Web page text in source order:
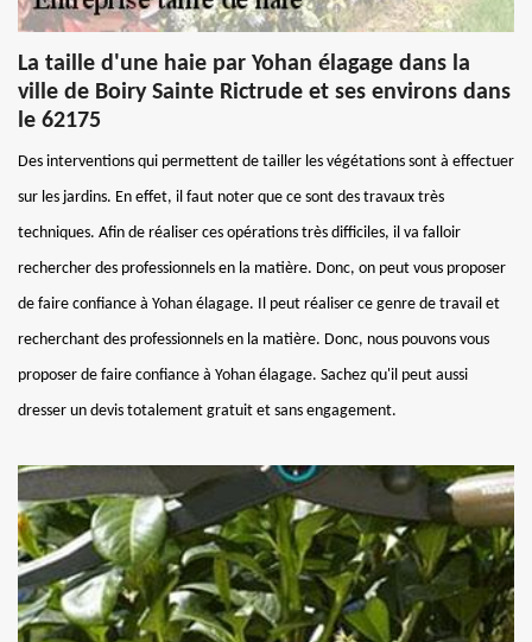
La taille d'une haie par Yohan élagage dans la
ville de Boiry Sainte Rictrude et ses environs dans
le 62175
Des interventions qui permettent de tailler les végétations sont à effectuer
sur les jardins. En effet, il faut noter que ce sont des travaux très
techniques. Afin de réaliser ces opérations très difficiles, il va falloir
rechercher des professionnels en la matière. Donc, on peut vous proposer
de faire confiance à Yohan élagage. Il peut réaliser ce genre de travail et
recherchant des professionnels en la matière. Donc, nous pouvons vous
proposer de faire confiance à Yohan élagage. Sachez qu'il peut aussi
dresser un devis totalement gratuit et sans engagement.